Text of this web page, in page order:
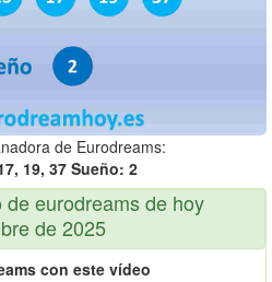
de Eurodreams:
19, 37 Sueño: 2
eurodreams de hoy
de 2025
con este vídeo